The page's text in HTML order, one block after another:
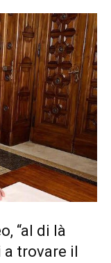
“al di là
trovare il